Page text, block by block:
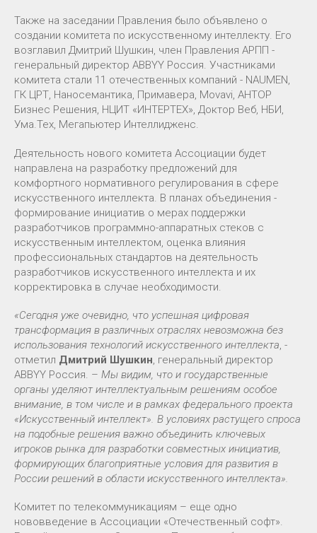
Также на заседании Правления было объявлено о
создании комитета по искусственному интеллекту. Его
возглавил Дмитрий Шушкин, член Правления АРПП -
генеральный директор ABBYY Россия. Участниками
комитета стали 11 отечественных компаний - NAUMEN,
ГК ЦРТ, Наносемантика, Примавера, Movavi, АНТОР
Бизнес Решения, НЦИТ «ИНТЕРТЕХ», Доктор Веб, НБИ,
Ума.Тех, Мегапьютер Интеллидженс.
Деятельность нового комитета Ассоциации будет
направлена на разработку предложений для
комфортного нормативного регулирования в сфере
искусственного интеллекта. В планах объединения -
формирование инициатив о мерах поддержки
разработчиков программно-аппаратных стеков с
искусственным интеллектом, оценка влияния
профессиональных стандартов на деятельность
разработчиков искусственного интеллекта и их
корректировка в случае необходимости.
«Сегодня уже очевидно, что успешная цифровая
трансформация в различных отраслях невозможна без
использования технологий искусственного интеллекта, -
отметил Дмитрий Шушкин, генеральный директор
ABBYY Россия. – Мы видим, что и государственные
органы уделяют интеллектуальным решениям особое
внимание, в том числе и в рамках федерального проекта
«Искусственный интеллект». В условиях растущего спроса
на подобные решения важно объединить ключевых
игроков рынка для разработки совместных инициатив,
формирующих благоприятные условия для развития в
России решений в области искусственного интеллекта».
Комитет по телекоммуникациям – еще одно
нововведение в Ассоциации «Отечественный софт».